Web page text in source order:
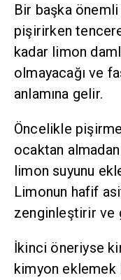
Bir başka
pişirirken
kadar limon
olmayacağı ve
anlamına gelir.
Öncelikle
ocaktan
limon suyunu
Limonun hafif
zenginleştirir ve
İkinci öneriyse
kimyon